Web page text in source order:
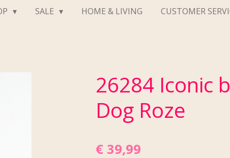
SALE HOME & LIVING CUSTOMER
26284 Iconic
Dog Roze
€ 39,99